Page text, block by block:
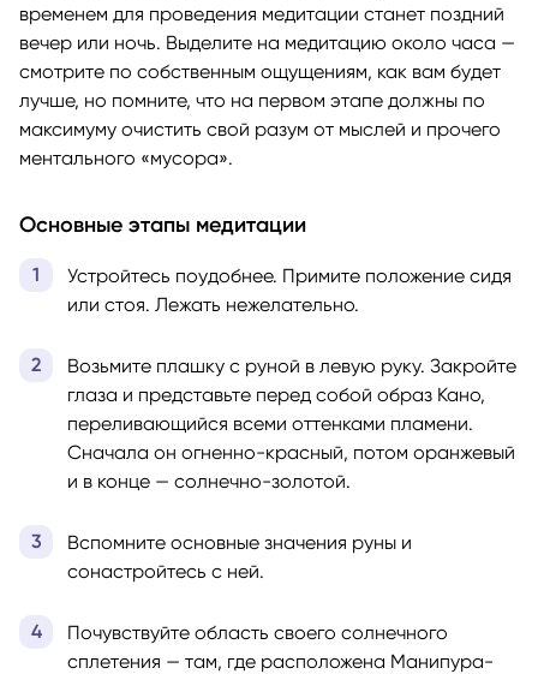
временем для проведения медитации станет поздний
вечер или ночь. Выделите на медитацию около часа —
смотрите по собственным ощущениям, как вам будет
лучше, но помните, что на первом этапе должны по
максимуму очистить свой разум от мыслей и прочего
ментального «мусора».
Основные этапы медитации
Устройтесь поудобнее. Примите положение сидя
или стоя. Лежать нежелательно.
Возьмите плашку с руной в левую руку. Закройте
глаза и представьте перед собой образ Кано,
переливающийся всеми оттенками пламени.
Сначала он огненно-красный, потом оранжевый
и в конце — солнечно-золотой.
Вспомните основные значения руны и
сонастройтесь с ней.
Почувствуйте область своего солнечного
сплетения — там, где расположена Манипура-